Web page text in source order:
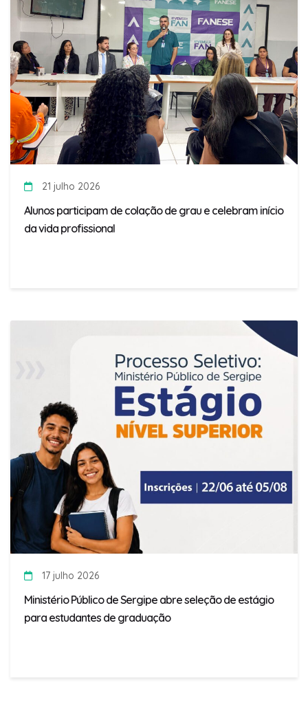
21 julho 2026
Alunos participam de colação de grau e celebram início
da vida profissional
17 julho 2026
Ministério Público de Sergipe abre seleção de estágio
para estudantes de graduação